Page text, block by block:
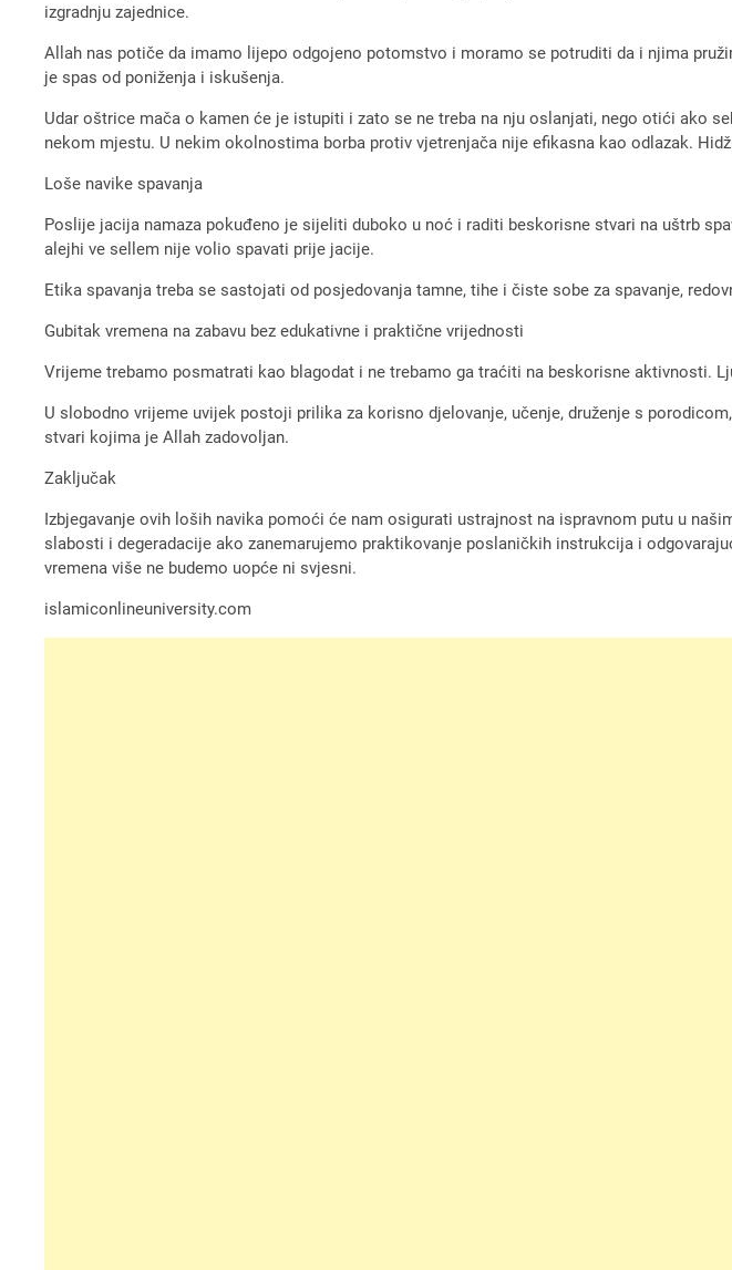
izgradnju zajednice.
Allah nas potiče da imamo lijepo odgojeno potomstvo i moramo se potruditi da i njima
je spas od poniženja i iskušenja.
Udar oštrice mača o kamen će je istupiti i zato se ne treba na nju oslanjati, nego otići ako
nekom mjestu. U nekim okolnostima borba protiv vjetrenjača nije efikasna kao odlazak.
Loše navike spavanja
Poslije jacija namaza pokuđeno je sijeliti duboko u noć i raditi beskorisne stvari na uštrb
alejhi ve sellem nije volio spavati prije jacije.
Etika spavanja treba se sastojati od posjedovanja tamne, tihe i čiste sobe za spavanje,
Gubitak vremena na zabavu bez edukativne i praktične vrijednosti
Vrijeme trebamo posmatrati kao blagodat i ne trebamo ga traćiti na beskorisne aktivnosti.
U slobodno vrijeme uvijek postoji prilika za korisno djelovanje, učenje, druženje s
stvari kojima je Allah zadovoljan.
Zaključak
Izbjegavanje ovih loših navika pomoći će nam osigurati ustrajnost na ispravnom putu u
slabosti i degeradacije ako zanemarujemo praktikovanje poslaničkih instrukcija i
vremena više ne budemo uopće ni svjesni.
islamiconlineuniversity.com